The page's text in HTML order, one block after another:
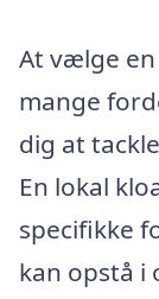
At vælge
mange
dig at
En lokal
specifikke
kan opstå i